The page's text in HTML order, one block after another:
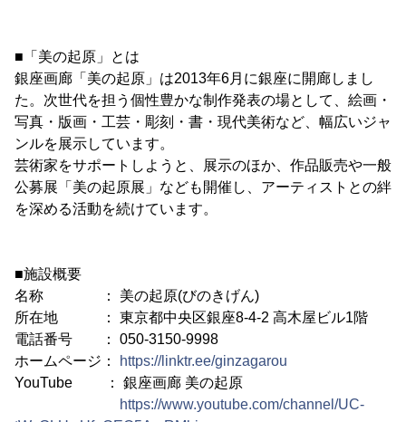
■「美の起原」とは
銀座画廊「美の起原」は2013年6月に銀座に開廊しまし
た。次世代を担う個性豊かな制作発表の場として、絵画・
写真・版画・工芸・彫刻・書・現代美術など、幅広いジャ
ンルを展示しています。
芸術家をサポートしようと、展示のほか、作品販売や一般
公募展「美の起原展」なども開催し、アーティストとの絆
を深める活動を続けています。
■施設概要
名称 ： 美の起原(びのきげん)
所在地 ： 東京都中央区銀座8-4-2 高木屋ビル1階
電話番号 ： 050-3150-9998
ホームページ：
https://linktr.ee/ginzagarou
YouTube ： 銀座画廊 美の起原
https://www.youtube.com/channel/UC-